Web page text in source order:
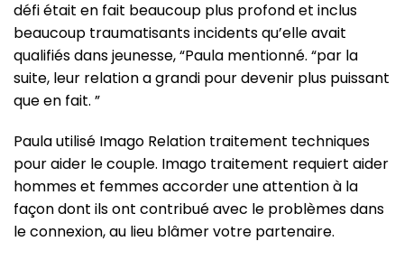
défi était en fait beaucoup plus profond et inclus
beaucoup traumatisants incidents qu’elle avait
qualifiés dans jeunesse, “Paula mentionné. “par la
suite, leur relation a grandi pour devenir plus puissant
que en fait. ”
Paula utilisé Imago Relation traitement techniques
pour aider le couple. Imago traitement requiert aider
hommes et femmes accorder une attention à la
façon dont ils ont contribué avec le problèmes dans
le connexion, au lieu blâmer votre partenaire.